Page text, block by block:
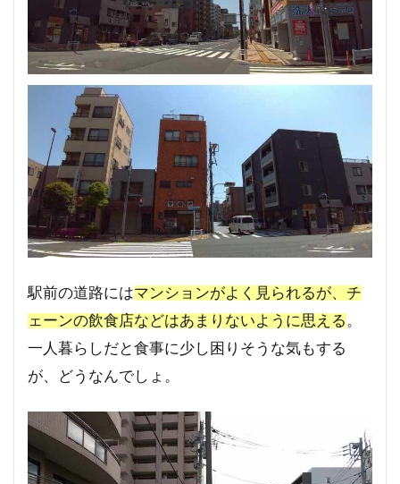
駅前の道路にはマンションがよく見られるが、チ
ェーンの飲食店などはあまりないように思える 。
一人暮らしだと食事に少し困りそうな気もする
が、どうなんでしょ。